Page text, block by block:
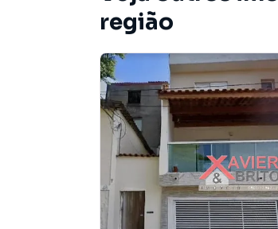
momentos de lazer ainda mais
Aceita financiamento e FGTS
Estuda proposta de permuta
Sobrado para Venda em região
que procurava ou deseja mais
nossa equipe pelo telefone (11)
A Imobiliária Xavier e Brito tem
região